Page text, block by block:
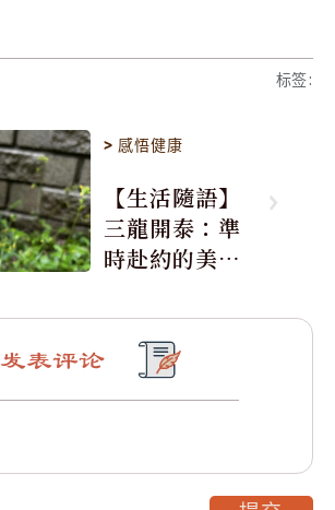
标签:
> 感悟健康
【生活隨語】
三龍開泰：準
時赴約的美麗
发表评论